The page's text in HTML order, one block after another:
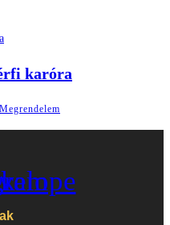
karóra
Megrendelem